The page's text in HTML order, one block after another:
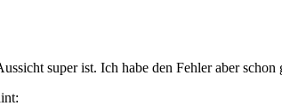
super ist. Ich habe den Fehler aber